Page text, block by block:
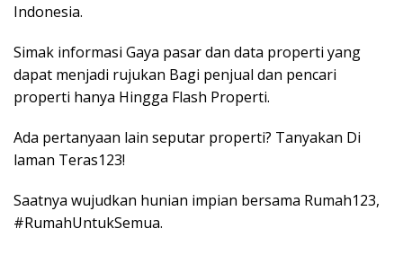
Indonesia.
Simak informasi Gaya pasar dan data properti yang
dapat menjadi rujukan Bagi penjual dan pencari
properti hanya Hingga Flash Properti.
Ada pertanyaan lain seputar properti? Tanyakan Di
laman Teras123!
Saatnya wujudkan hunian impian bersama Rumah123,
#RumahUntukSemua.